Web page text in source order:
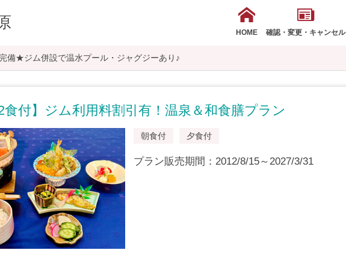
HOME 確認・変更・キャンセル
備★ジム併設で温水プール・ジャグジーあり♪
2食付】ジム利用料割引有！温泉＆和食膳プラン
朝食付 夕食付
プラン販売期間：2012/8/15～2027/3/31